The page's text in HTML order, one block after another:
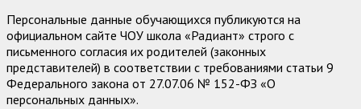
Персональные данные обучающихся публикуются на
официальном сайте ЧОУ школа «Радиант» строго с
письменного согласия их родителей (законных
представителей) в соответствии с требованиями статьи 9
Федерального закона от 27.07.06 № 152-ФЗ «О
персональных данных».